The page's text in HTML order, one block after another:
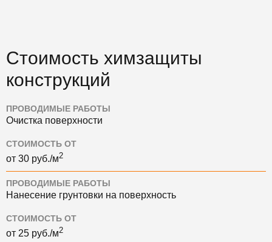
Стоимость химзащиты
конструкций
ПРОВОДИМЫЕ РАБОТЫ
Очистка поверхности
СТОИМОСТЬ ОТ
от 30 руб./м2
ПРОВОДИМЫЕ РАБОТЫ
Нанесение грунтовки на поверхность
СТОИМОСТЬ ОТ
от 25 руб./м2